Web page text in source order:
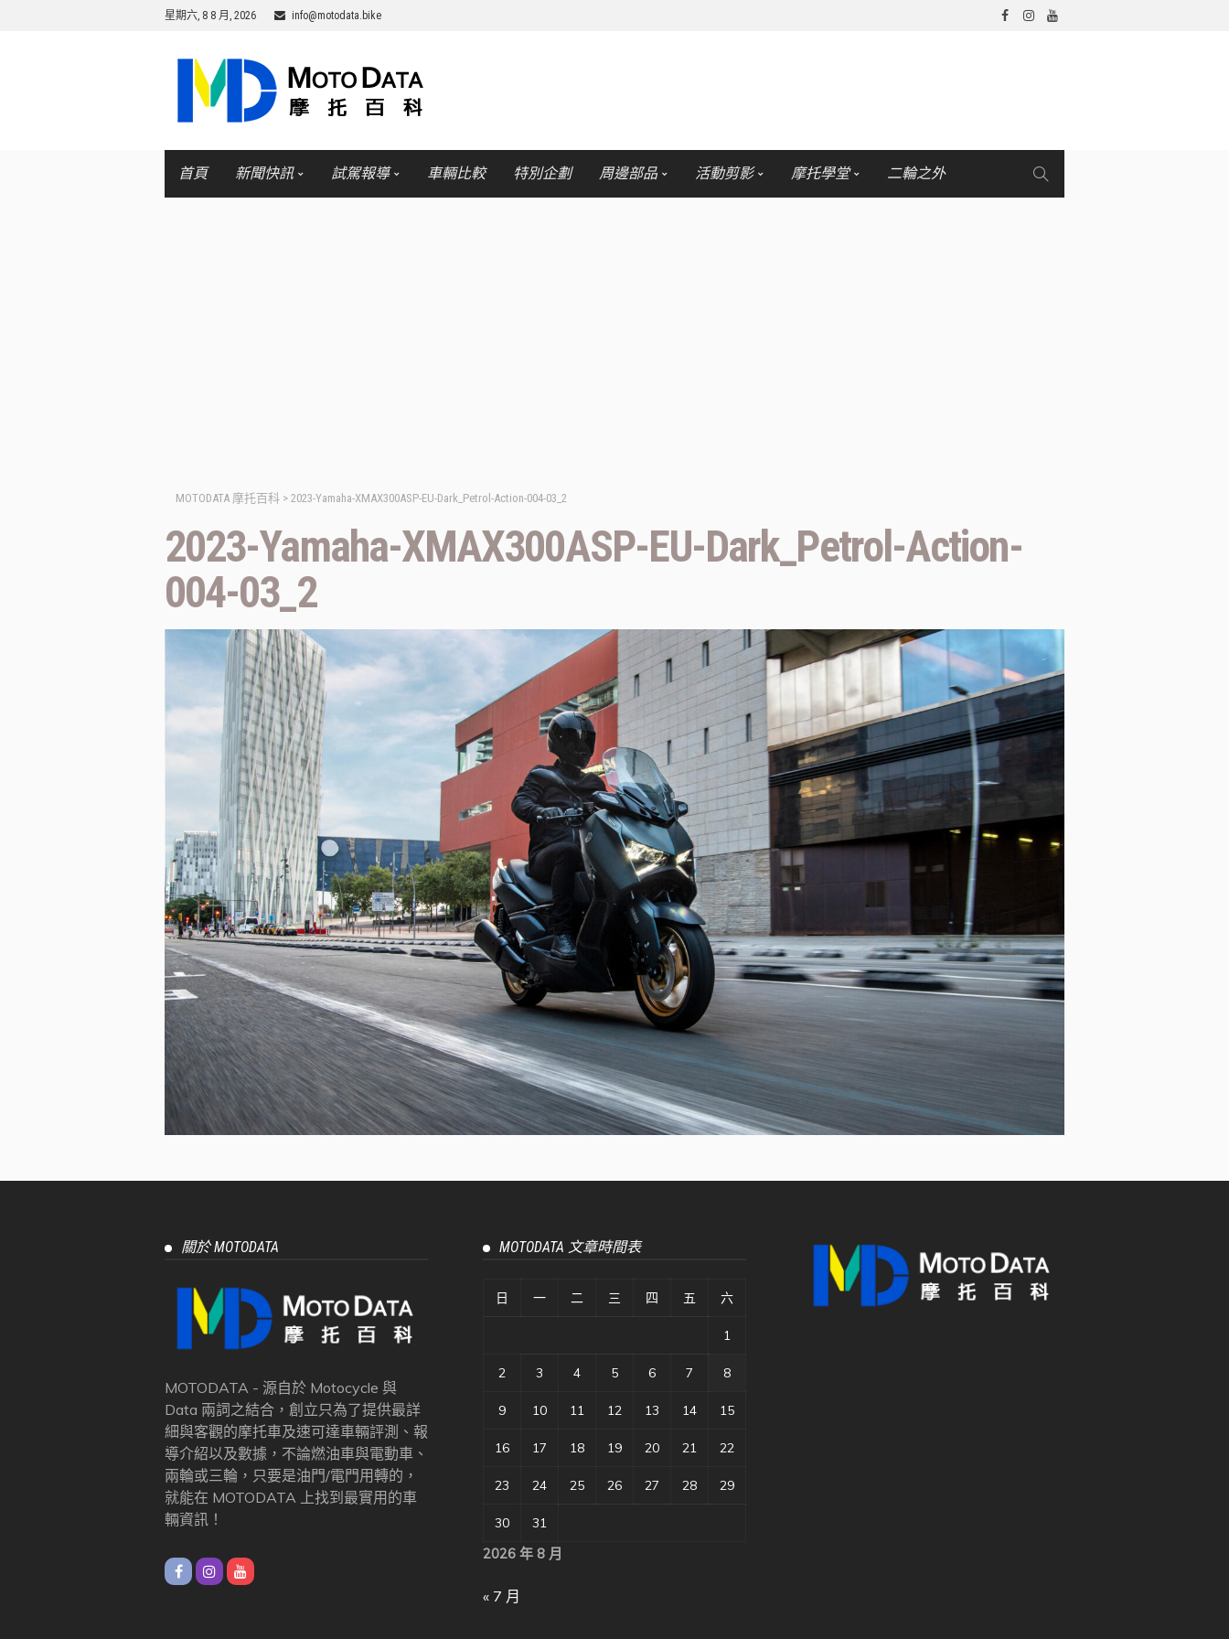
星期六, 8 8 月, 2026 info@motodata.bike
首頁 新聞快訊 試駕報導 車輛比較 特別企劃 周邊部品 活動剪影 摩托學堂 二輪之外
MOTODATA 摩托百科 > 2023-Yamaha-XMAX300ASP-EU-Dark_Petrol-Action-004-03_2
2023-Yamaha-XMAX300ASP-EU-Dark_Petrol-Action-
004-03_2
關於 MOTODATA
MOTODATA - 源自於 Motocycle 與
Data 兩詞之結合，創立只為了提供最詳
細與客觀的摩托車及速可達車輛評測、報
導介紹以及數據，不論燃油車與電動車、
兩輪或三輪，只要是油門/電門用轉的，
就能在 MOTODATA 上找到最實用的車
輛資訊！
MOTODATA 文章時間表
2026 年 8 月
日 一 二 三 四 五 六
1
2 3 4 5 6 7 8
9 10 11 12 13 14 15
16 17 18 19 20 21 22
23 24 25 26 27 28 29
30 31
« 7 月